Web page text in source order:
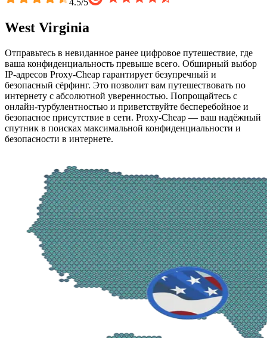
4.5/5
West Virginia
Отправьтесь в невиданное ранее цифровое путешествие, где
ваша конфиденциальность превыше всего. Обширный выбор
IP-адресов Proxy-Cheap гарантирует безупречный и
безопасный сёрфинг. Это позволит вам путешествовать по
интернету с абсолютной уверенностью. Попрощайтесь с
онлайн-турбулентностью и приветствуйте бесперебойное и
безопасное присутствие в сети. Proxy-Cheap — ваш надёжный
спутник в поисках максимальной конфиденциальности и
безопасности в интернете.